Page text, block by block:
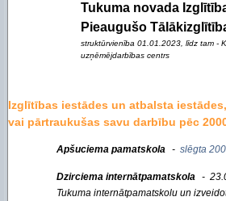
Tukuma novada
Pieaugušo
struktūrvienība 01.01.2023, līdz tam -
uzņēmējdarbības centrs
Izglītības iestādes un atbalsta
vai pārtraukušas savu darbību pēc
Apšuciema pamatskola - slēgta
Dzirciema internātpamatskola -
Tukuma internātpamatskolu un